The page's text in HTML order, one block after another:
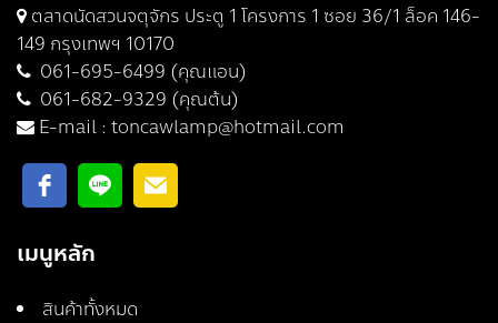
ตลาดนัดสวนจตุจักร ประตู 1 โครงการ 1 ซอย 36/1 ล็อค 146-
149 กรุงเทพฯ 10170
061-695-6499 (คุณแอน)
061-682-9329 (คุณต้น)
E-mail : toncawlamp@hotmail.com
เมนูหลัก
สินค้าทั้งหมด